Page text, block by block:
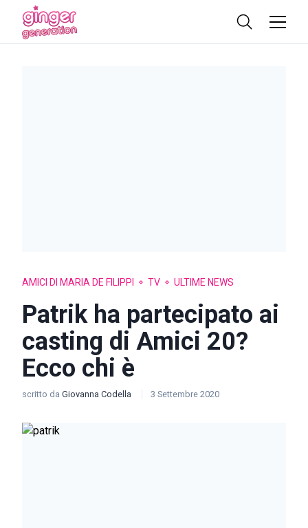
AMICI DI MARIA DE FILIPPI TV ULTIME NEWS
Patrik ha partecipato ai
casting di Amici 20?
Ecco chi è
scritto da Giovanna Codella 3 Settembre 2020